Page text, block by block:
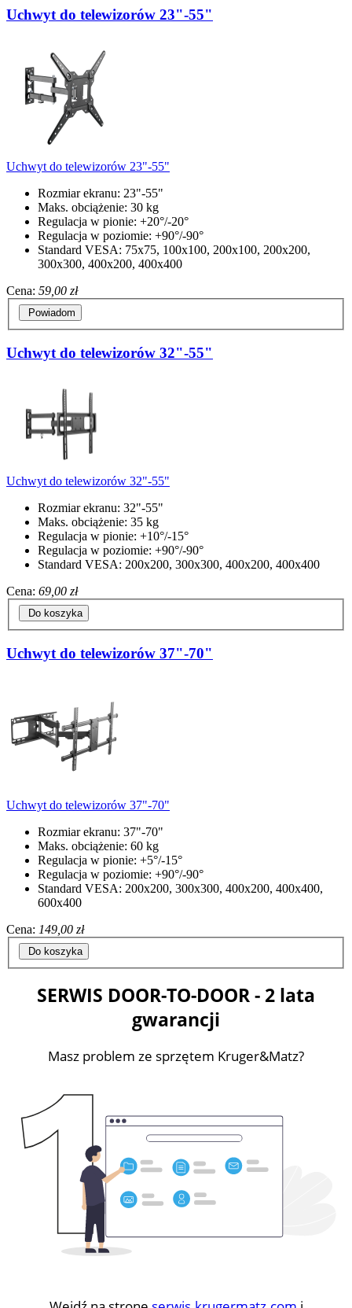
Uchwyt do telewizorów 23"-55"
Uchwyt do telewizorów 23"-55"
Rozmiar ekranu: 23"-55"
Maks. obciążenie: 30 kg
Regulacja w pionie: +20°/-20°
Regulacja w poziomie: +90°/-90°
Standard VESA: 75x75, 100x100, 200x100, 200x200,
300x300, 400x200, 400x400
Cena: 59,00 zł
Powiadom
Uchwyt do telewizorów 32"-55"
Uchwyt do telewizorów 32"-55"
Rozmiar ekranu: 32"-55"
Maks. obciążenie: 35 kg
Regulacja w pionie: +10°/-15°
Regulacja w poziomie: +90°/-90°
Standard VESA: 200x200, 300x300, 400x200, 400x400
Cena: 69,00 zł
Do koszyka
Uchwyt do telewizorów 37"-70"
Uchwyt do telewizorów 37"-70"
Rozmiar ekranu: 37"-70"
Maks. obciążenie: 60 kg
Regulacja w pionie: +5°/-15°
Regulacja w poziomie: +90°/-90°
Standard VESA: 200x200, 300x300, 400x200, 400x400,
600x400
Cena: 149,00 zł
Do koszyka
SERWIS DOOR-TO-DOOR - 2 lata
gwarancji
Masz problem ze sprzętem Kruger&Matz?